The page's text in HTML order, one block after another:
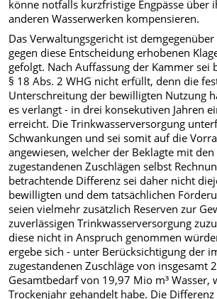
könne notfalls kurzfristige Engpässe über
anderen Wasserwerken kompensieren.
Das Verwaltungsgericht ist
gegen diese Entscheidung erhobenen
gefolgt. Nach Auffassung der Kammer sei
§ 18 Abs. 2 WHG nicht erfüllt, denn die
Unterschreitung der bewilligten Nutzung
es verlangt - in drei konsekutiven Jahren
erreicht. Die Trinkwasserversorgung
Schwankungen und sei somit auf die
angewiesen, welcher der Beklagte mit
zugestandenen Zuschlägen selbst
betrachtende Differenz sei daher nicht
bewilligten und dem tatsächlichen
seien vielmehr zusätzlich Reserven zur
zuverlässigen Trinkwasserversorgung
diese nicht in Anspruch genommen
ergebe sich - unter Berücksichtigung der
zugestandenen Zuschläge von insgesamt
Gesamtbedarf von 19,97 Mio m³ Wasser,
Trockenjahr gehandelt habe. Die